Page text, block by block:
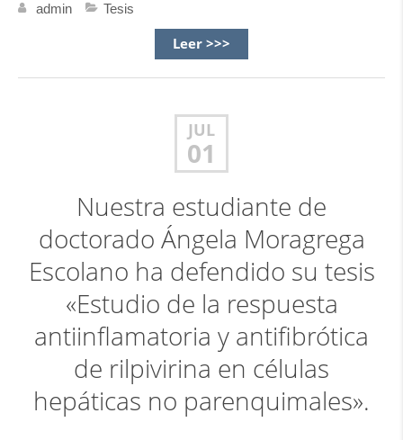
admin Tesis
Leer >>>
JUL
01
Nuestra estudiante de
doctorado Ángela Moragrega
Escolano ha defendido su tesis
«Estudio de la respuesta
antiinflamatoria y antifibrótica
de rilpivirina en células
hepáticas no parenquimales».